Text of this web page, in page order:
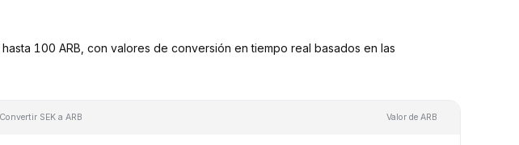
100 ARB, con valores de conversión en tiempo real basados en las
Convertir SEK a ARB Valor de ARB